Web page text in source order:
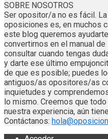
SOBRE NOSOTROS
Ser opositor/a no es fácil.
oposiciones es, en muchos
este blog queremos
convertirnos en el manual
consultar cuando tengas
y darte ese último
de que es posible; puedes
antiguos/as opositores/as
inquietudes y
lo mismo. Creemos que
nuestra experiencia, aún
Contáctanos: